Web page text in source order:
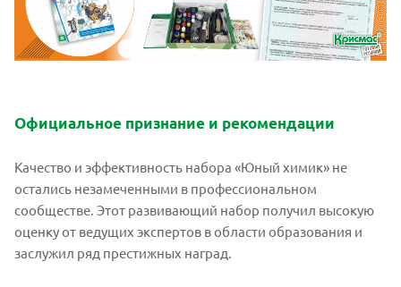
Официальное признание и рекомендации
Качество и эффективность набора «Юный химик» не
остались незамеченными в профессиональном
сообществе. Этот развивающий набор получил высокую
оценку от ведущих экспертов в области образования и
заслужил ряд престижных наград.